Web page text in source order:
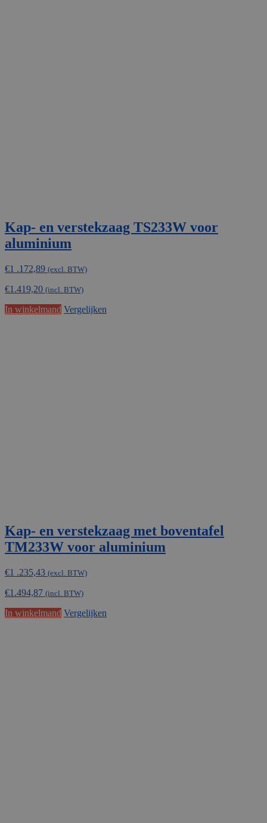
Kap- en verstekzaag TS233W voor
aluminium
€1 .172,89 (excl. BTW)
€1.419,20 (incl. BTW)
In winkelmand Vergelijken
Kap- en verstekzaag met boventafel
TM233W voor aluminium
€1 .235,43 (excl. BTW)
€1.494,87 (incl. BTW)
In winkelmand Vergelijken